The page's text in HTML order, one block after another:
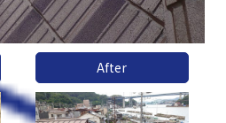
After